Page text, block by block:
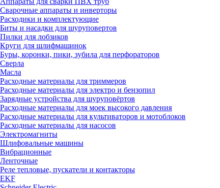
Сварочные аппараты и инверторы
Расходики и комплектующие
Биты и насадки для шуруповертов
Пилки для лобзиков
Круги для шлифмашинок
Буры, коронки, пики, зубила для перфораторов
Сверла
Масла
Расходные материалы для триммеров
Расходные материалы для электро и бензопил
Зарядные устройства для шуруповёртов
Расходные материалы для моек высокого давления
Расходные материалы для культиваторов и мотоблоков
Расходные материалы для насосов
Электромагниты
Шлифовальные машины
Вибрационные
Ленточные
Реле тепловые, пускатели и контакторы
EKF